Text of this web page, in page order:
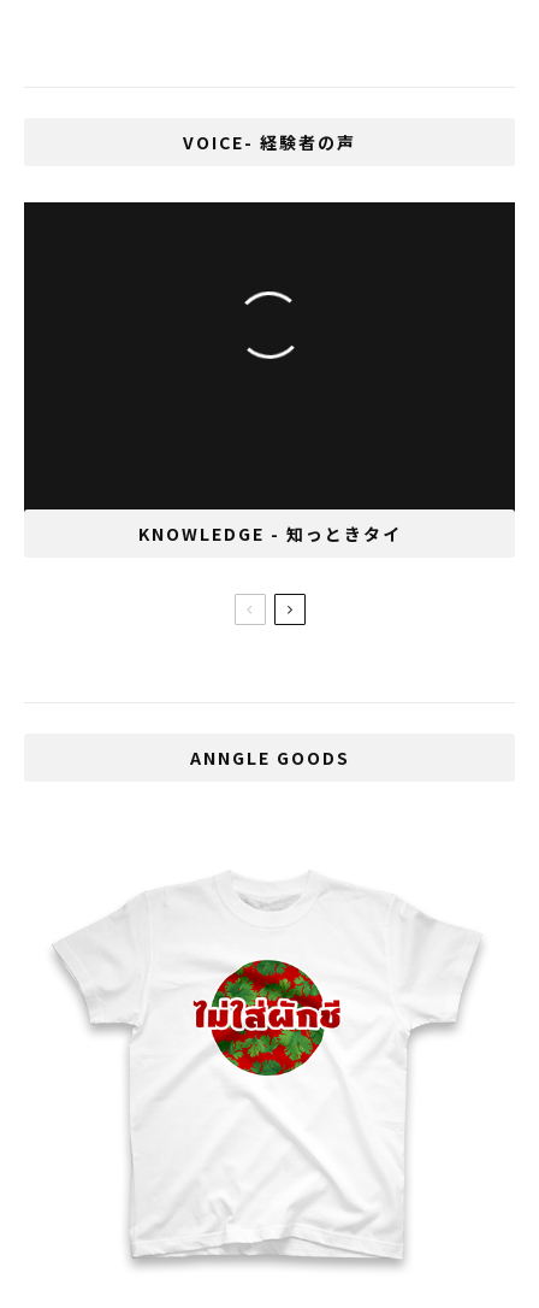
VOICE- 経験者の声
「出会い」タイで見つけた相棒トンロー横丁
KNOWLEDGE - 知っときタイ
ANNGLE GOODS